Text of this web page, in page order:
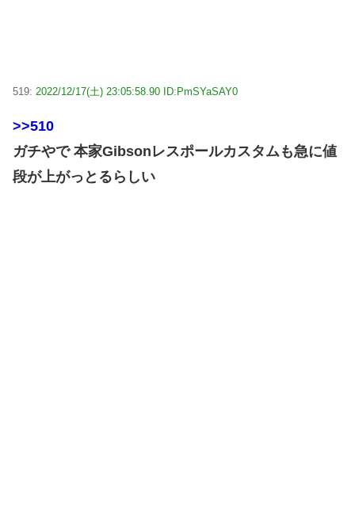
519: 2022/12/17(土) 23:05:58.90 ID:PmSYaSAY0
>>510
ガチやで 本家Gibsonレスポールカスタムも急に値
段が上がっとるらしい